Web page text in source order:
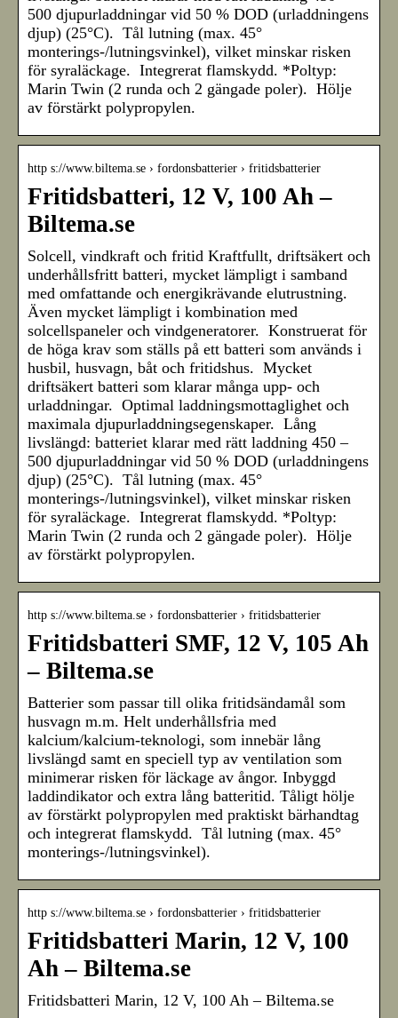
500 djupurladdningar vid 50 % DOD (urladdningens
djup) (25°C). Tål lutning (max. 45°
monterings-/lutningsvinkel), vilket minskar risken
för syraläckage. Integrerat flamskydd. *Poltyp:
Marin Twin (2 runda och 2 gängade poler). Hölje
av förstärkt polypropylen.
http s://www.biltema.se › fordonsbatterier › fritidsbatterier
Fritidsbatteri, 12 V, 100 Ah –
Biltema.se
Solcell, vindkraft och fritid Kraftfullt, driftsäkert och
underhållsfritt batteri, mycket lämpligt i samband
med omfattande och energikrävande elutrustning.
Även mycket lämpligt i kombination med
solcellspaneler och vindgeneratorer. Konstruerat för
de höga krav som ställs på ett batteri som används i
husbil, husvagn, båt och fritidshus. Mycket
driftsäkert batteri som klarar många upp- och
urladdningar. Optimal laddningsmottaglighet och
maximala djupurladdningsegenskaper. Lång
livslängd: batteriet klarar med rätt laddning 450 –
500 djupurladdningar vid 50 % DOD (urladdningens
djup) (25°C). Tål lutning (max. 45°
monterings-/lutningsvinkel), vilket minskar risken
för syraläckage. Integrerat flamskydd. *Poltyp:
Marin Twin (2 runda och 2 gängade poler). Hölje
av förstärkt polypropylen.
http s://www.biltema.se › fordonsbatterier › fritidsbatterier
Fritidsbatteri SMF, 12 V, 105 Ah
– Biltema.se
Batterier som passar till olika fritidsändamål som
husvagn m.m. Helt underhållsfria med
kalcium/kalcium-teknologi, som innebär lång
livslängd samt en speciell typ av ventilation som
minimerar risken för läckage av ångor. Inbyggd
laddindikator och extra lång batteritid. Tåligt hölje
av förstärkt polypropylen med praktiskt bärhandtag
och integrerat flamskydd. Tål lutning (max. 45°
monterings-/lutningsvinkel).
http s://www.biltema.se › fordonsbatterier › fritidsbatterier
Fritidsbatteri Marin, 12 V, 100
Ah – Biltema.se
Fritidsbatteri Marin, 12 V, 100 Ah – Biltema.se